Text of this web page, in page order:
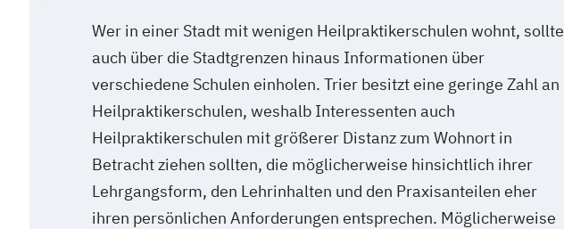
Wer in einer Stadt mit wenigen Heilpraktikerschulen wohnt, sollte
auch über die Stadtgrenzen hinaus Informationen über
verschiedene Schulen einholen. Trier besitzt eine geringe Zahl an
Heilpraktikerschulen, weshalb Interessenten auch
Heilpraktikerschulen mit größerer Distanz zum Wohnort in
Betracht ziehen sollten, die möglicherweise hinsichtlich ihrer
Lehrgangsform, den Lehrinhalten und den Praxisanteilen eher
ihren persönlichen Anforderungen entsprechen. Möglicherweise